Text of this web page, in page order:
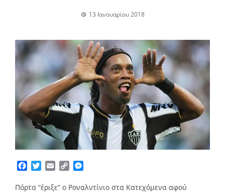
13 Ιανουαρίου 2018
Facebook
TwitterEmailCopy
Πόρτα “έριξε” ο Ροναλντίνιο στα Κατεχόμενα αφού